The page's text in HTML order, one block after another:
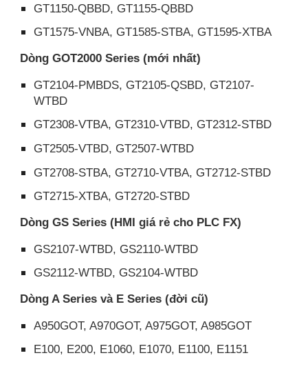
GT1150-QBBD, GT1155-QBBD
GT1575-VNBA, GT1585-STBA, GT1595-XTBA
Dòng GOT2000 Series (mới nhất)
GT2104-PMBDS, GT2105-QSBD, GT2107-
WTBD
GT2308-VTBA, GT2310-VTBD, GT2312-STBD
GT2505-VTBD, GT2507-WTBD
GT2708-STBA, GT2710-VTBA, GT2712-STBD
GT2715-XTBA, GT2720-STBD
Dòng GS Series (HMI giá rẻ cho PLC FX)
GS2107-WTBD, GS2110-WTBD
GS2112-WTBD, GS2104-WTBD
Dòng A Series và E Series (đời cũ)
A950GOT, A970GOT, A975GOT, A985GOT
E100, E200, E1060, E1070, E1100, E1151